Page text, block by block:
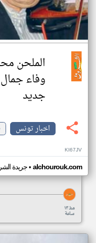
الملحن
وفاء
جديد
اخبار تونس
KI67JV
جريدة• alchourouk.com
منذ ١٣
ساعة